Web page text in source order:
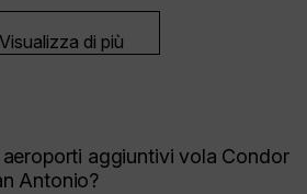
Visualizza di più
aeroporti aggiuntivi vola Condor
Antonio?